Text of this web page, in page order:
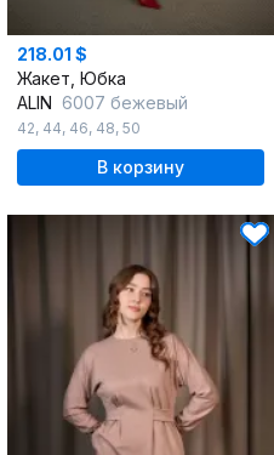
218.01 $
Жакет, Юбка
ALIN 6007 бежевый
42, 44, 46, 48, 50
В корзину